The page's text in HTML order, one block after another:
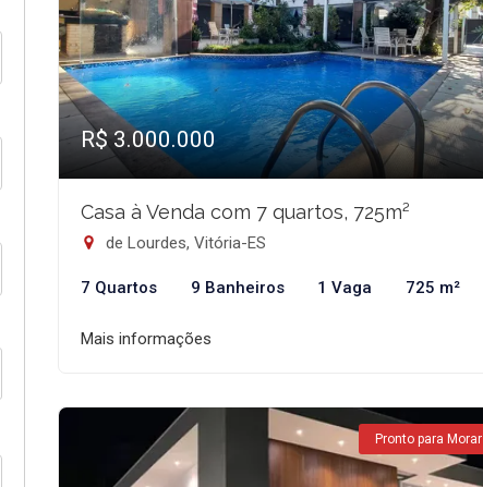
R$ 3.000.000
Casa à Venda com 7 quartos, 725m²
de Lourdes, Vitória-ES
7 Quartos 9 Banheiros 1 Vaga 725 m²
Mais informações
Pronto para Morar